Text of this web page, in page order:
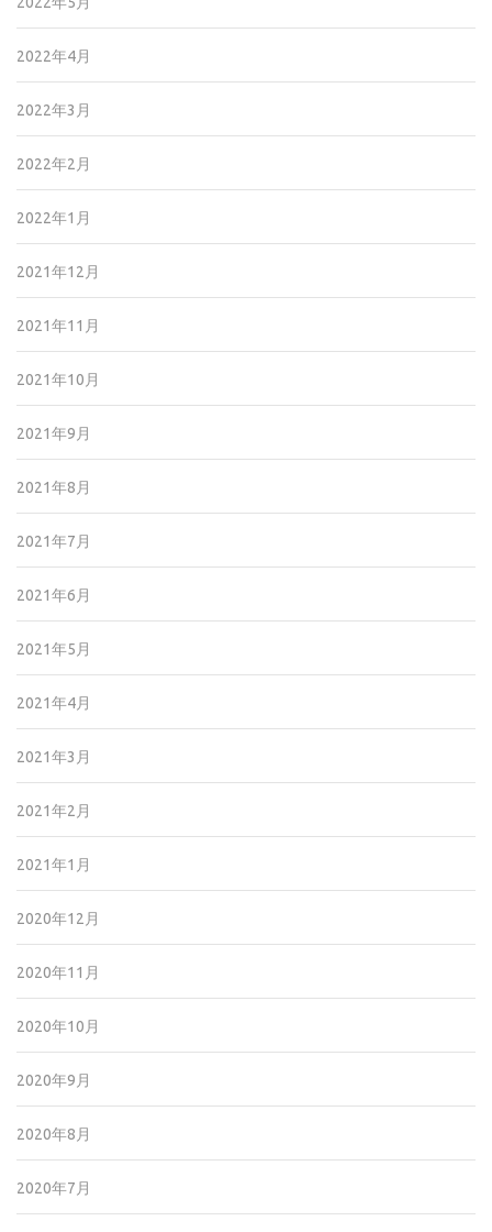
2022年4月
2022年3月
2022年2月
2022年1月
2021年12月
2021年11月
2021年10月
2021年9月
2021年8月
2021年7月
2021年6月
2021年5月
2021年4月
2021年3月
2021年2月
2021年1月
2020年12月
2020年11月
2020年10月
2020年9月
2020年8月
2020年7月